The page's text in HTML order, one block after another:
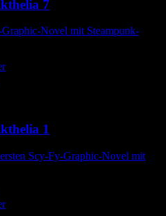
7
Novel mit Steampunk-
1
Scy-Fy-Graphic-Novel mit